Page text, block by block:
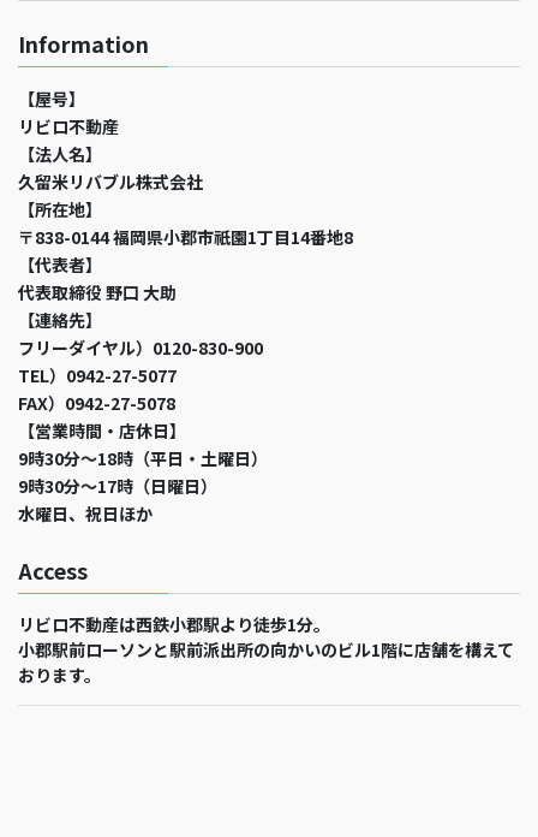
Information
【屋号】
リビロ不動産
【法人名】
久留米リバブル株式会社
【所在地】
〒838-0144 福岡県小郡市祇園1丁目14番地8
【代表者】
代表取締役 野口 大助
【連絡先】
フリーダイヤル）0120-830-900
TEL）0942-27-5077
FAX）0942-27-5078
【営業時間・店休日】
9時30分～18時（平日・土曜日）
9時30分～17時（日曜日）
水曜日、祝日ほか
Access
リビロ不動産は西鉄小郡駅より徒歩1分。
小郡駅前ローソンと駅前派出所の向かいのビル1階に店舗を構えて
おります。